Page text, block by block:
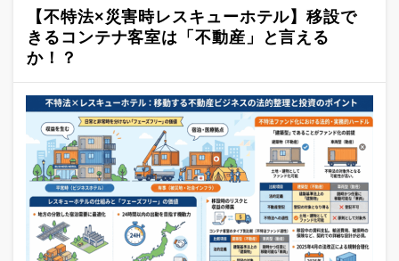
【不特法×災害時レスキューホテル】移設で
きるコンテナ客室は「不動産」と言える
か！？